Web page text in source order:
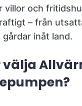
villor och
– från
gårdar inåt land.